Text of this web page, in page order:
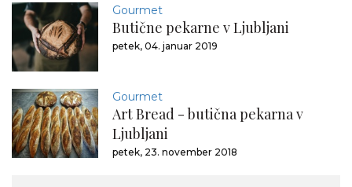
Gourmet
Butične pekarne v Ljubljani
petek, 04. januar 2019
Gourmet
Art Bread - butična pekarna v
Ljubljani
petek, 23. november 2018